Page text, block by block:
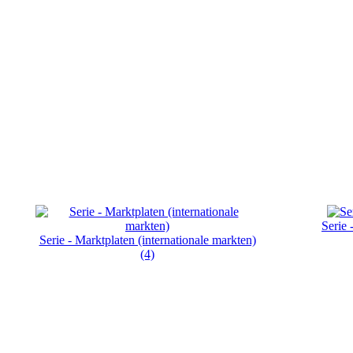
Serie - Marktplaten (internationale markten)
(4)
Serie